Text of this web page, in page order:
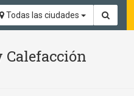
Todas las ciudades